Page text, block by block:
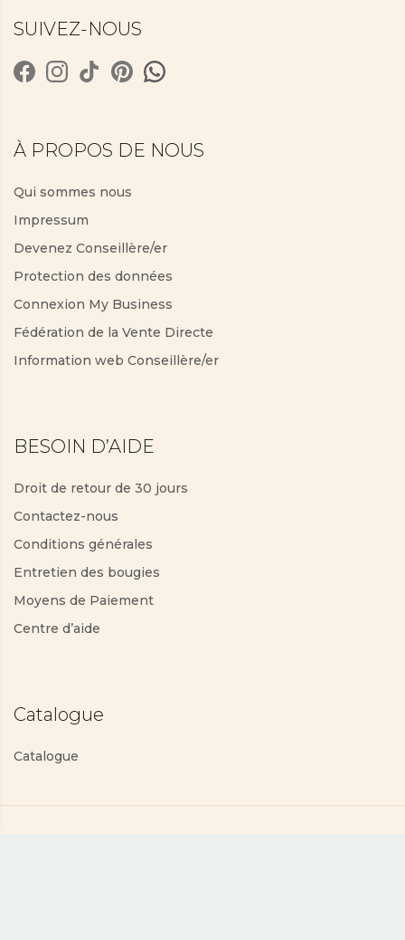
SUIVEZ-NOUS
À PROPOS DE NOUS
Qui sommes nous
Impressum
Devenez Conseillère/er
Protection des données
Connexion My Business
Fédération de la Vente Directe
Information web Conseillère/er
BESOIN D’AIDE
Droit de retour de 30 jours
Contactez-nous
Conditions générales
Entretien des bougies
Moyens de Paiement
Centre d’aide
Catalogue
Catalogue